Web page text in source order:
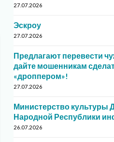
27.07.2026
Эскроу
27.07.2026
Предлагают перевести
дайте мошенникам
«дроппером»!
27.07.2026
Министерство культуры
Народной Республики
26.07.2026